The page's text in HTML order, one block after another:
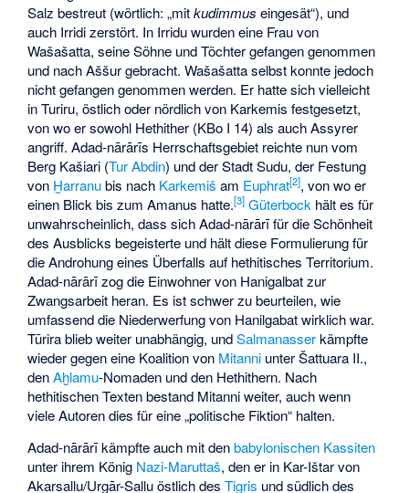
Salz bestreut (wörtlich: „mitkudimmus eingesät“), und
auch Irridizerstört. In Irridu wurden eine Frau von
Wašašatta, seine Söhne und Töchter gefangen genommen
und nach Aššur gebracht. Wašašatta selbst konnte jedoch
nicht gefangen genommen werden. Er hatte sich vielleicht
inTuriru, östlich oder nördlich von Karkemis festgesetzt,
von wo er sowohl Hethither (KBo I 14) als auch Assyrer
angriff. Adad-nārārīs Herrschaftsgebiet reichte nun vom
Berg Kašiari (Tur Abdin) und der StadtSudu, der Festung
von Ḫarranubis nach Karkemiš am Euphrat[2], von wo er
einen Blick bis zumAmanus hatte.[3] Güterbock hält es für
unwahrscheinlich, dass sich Adad-nārārī für die Schönheit
des Ausblicks begeisterte und hält diese Formulierung für
die Androhung eines Überfalls auf hethitisches Territorium.
Adad-nārārī zog die Einwohner von Hanigalbat zur
Zwangsarbeit heran. Es ist schwer zu beurteilen, wie
umfassend die Niederwerfung von Hanilgabat wirklich war.
Tūrirablieb weiter unabhängig, undSalmanasserkämpfte
wieder gegen eine Koalition von Mitanni unterŠattuara II.,
denAḫlamu-Nomaden und den Hethithern. Nach
hethitischen Texten bestand Mitanni weiter, auch wenn
viele Autoren dies für eine „politische Fiktion“ halten.
Adad-nārārī kämpfte auch mit denbabylonischen Kassiten
unter ihrem König Nazi-Maruttaš, den er in Kar-Ištarvon
Akarsallu/Urgār-Sallu östlich desTigris und südlich des